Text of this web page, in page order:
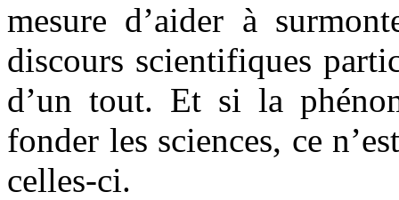
mesure d’aider à
discours scientifiques
d’un tout. Et si la
fonder les sciences, ce
celles-ci.